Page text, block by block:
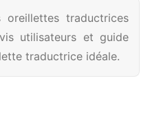
oreillettes traductrices
utilisateurs et guide
traductrice idéale.